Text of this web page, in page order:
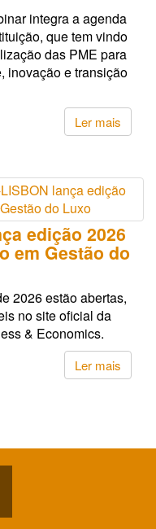
integra a agenda
que tem vindo
das PME para
inovação e transição
Ler mais
edição 2026
em Gestão do
2026 estão abertas,
no site oficial da
& Economics.
Ler mais